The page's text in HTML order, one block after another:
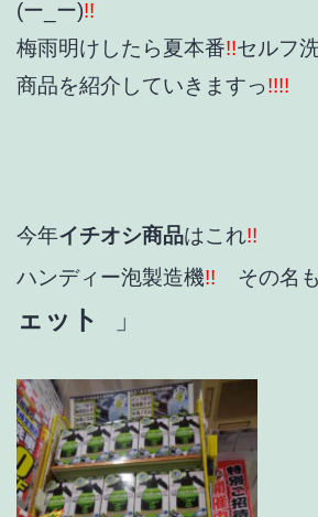
(ー_ー)!!
梅雨明けしたら夏本番!!セルフ
商品を紹介していきますっ!!!!
今年イチオシ商品はこれ!!
ハンディー泡製造機!! その名も
ェット
」